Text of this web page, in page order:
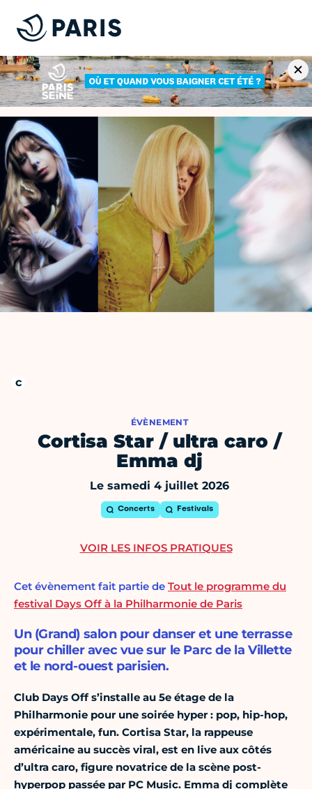
ÉVÈNEMENT
Cortisa Star / ultra caro /
Emma dj
Le samedi 4 juillet 2026
Concerts Festivals
Cet évènement fait partie de Tout le programme du
festival Days Off à la Philharmonie de Paris
Un (Grand) salon pour danser et une terrasse
pour chiller avec vue sur le Parc de la Villette
et le nord-ouest parisien.
Club Days Off s’installe au 5e étage de la
Philharmonie pour une soirée hyper : pop, hip-hop,
expérimentale, fun. Cortisa Star, la rappeuse
américaine au succès viral, est en live aux côtés
d’ultra caro, figure novatrice de la scène post-
hyperpop passée par PC Music. Emma dj complète
VOIR LES INFOS PRATIQUES